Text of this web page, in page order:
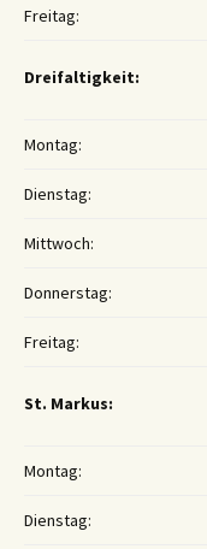
Freitag:
Dreifaltigkeit:
Montag:
Dienstag:
Mittwoch:
Donnerstag:
Freitag:
St. Markus:
Montag:
Dienstag: